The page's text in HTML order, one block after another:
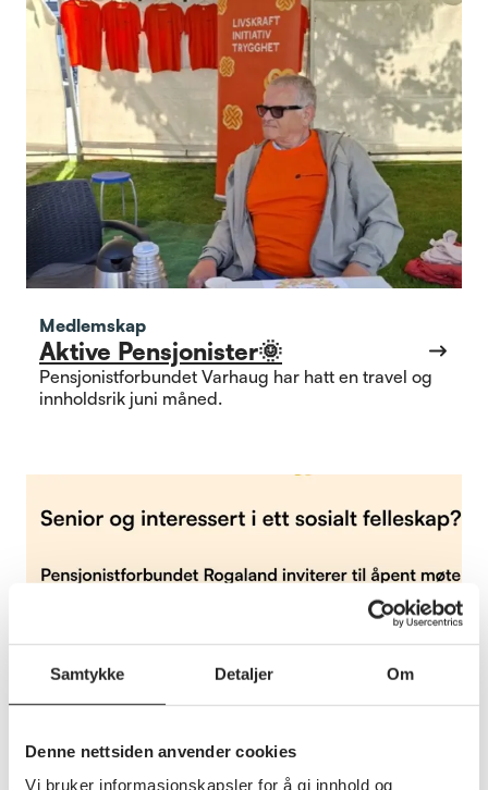
Samtykke Detaljer Om
Denne nettsiden anvender cookies
Vi bruker informasjonskapsler for å gi innhold og
Medlemskap
Aktive Pensjonister🌞
Pensjonistforbundet Varhaug har hatt en travel og
innholdsrik juni måned.